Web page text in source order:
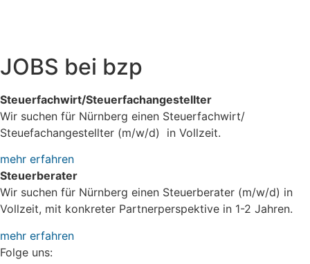
JOBS bei bzp
Steuerfachwirt/Steuerfachangestellter
Wir suchen für Nürnberg einen Steuerfachwirt/
Steuefachangestellter (m/w/d) in Vollzeit.
mehr erfahren
Steuerberater
Wir suchen für Nürnberg einen Steuerberater (m/w/d) in
Vollzeit, mit konkreter Partnerperspektive in 1-2 Jahren.
mehr erfahren
Folge uns: